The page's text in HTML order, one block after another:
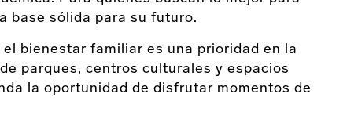
base sólida para su futuro.
bienestar familiar es una prioridad en la
parques, centros culturales y espacios
la oportunidad de disfrutar momentos de